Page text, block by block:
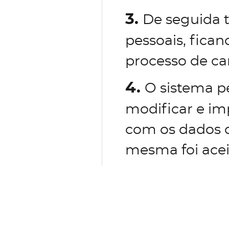
3. De seguida
pessoais,
processo de
4. O sistema
modificar e
com os dados
mesma foi